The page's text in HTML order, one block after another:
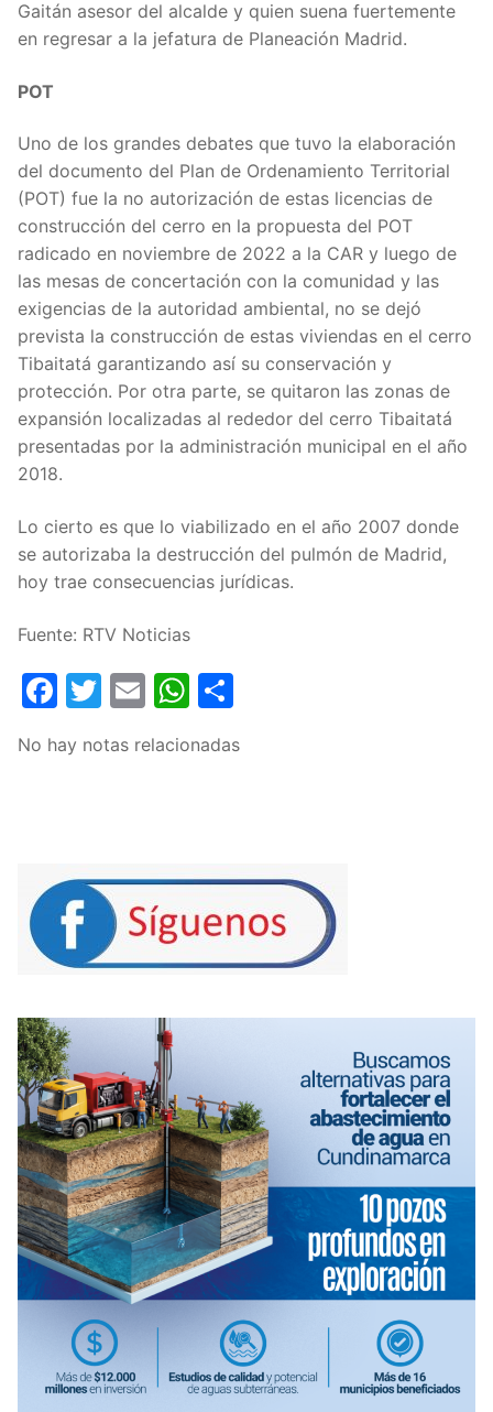
Gaitán asesor del alcalde y quien suena fuertemente
en regresar a la jefatura de Planeación Madrid.
POT
Uno de los grandes debates que tuvo la elaboración
del documento del Plan de Ordenamiento Territorial
(POT) fue la no autorización de estas licencias de
construcción del cerro en la propuesta del POT
radicado en noviembre de 2022 a la CAR y luego de
las mesas de concertación con la comunidad y las
exigencias de la autoridad ambiental, no se dejó
prevista la construcción de estas viviendas en el cerro
Tibaitatá garantizando así su conservación y
protección. Por otra parte, se quitaron las zonas de
expansión localizadas al rededor del cerro Tibaitatá
presentadas por la administración municipal en el año
2018.
Lo cierto es que lo viabilizado en el año 2007 donde
se autorizaba la destrucción del pulmón de Madrid,
hoy trae consecuencias jurídicas.
Fuente: RTV Noticias
Facebook
Twitter
EmailWhatsApp
No hay notas relacionadas